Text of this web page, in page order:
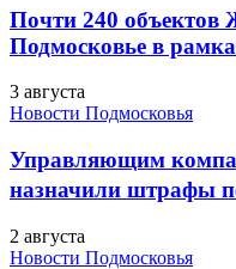
Почти 240
Подмосковье в
3 августа
Новости Подмосковья
Управляющим
назначили штрафы
2 августа
Новости Подмосковья